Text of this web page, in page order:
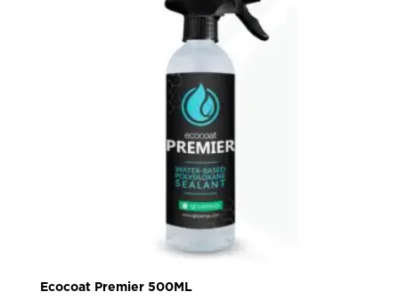
Ecocoat Premier 500ML